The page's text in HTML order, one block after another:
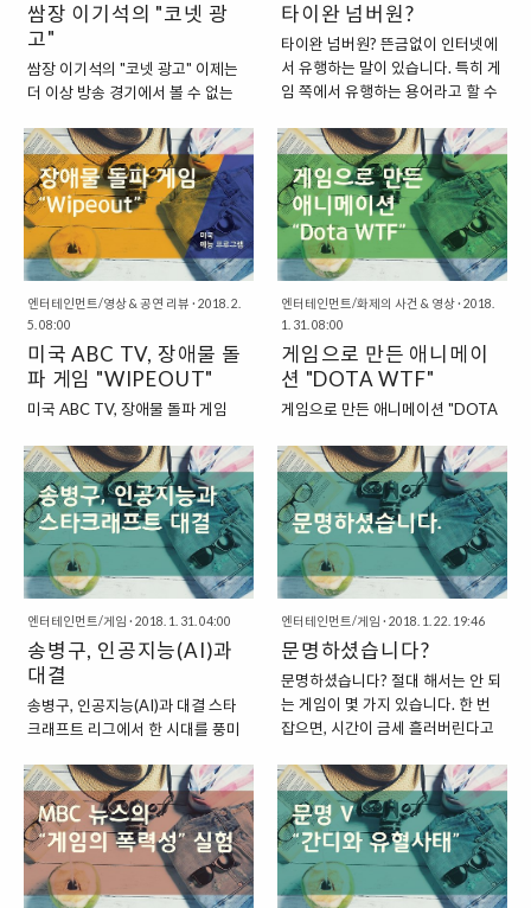
JENKINS)"라는 필명을 사용하는
플레이어에서 나온 이름입니다. 워
크래프트 팀원들과 함께 검은 바위
첨탑을 공략하려다가 벌어진 해프
닝인데요. 여러 대원들과 함께 던전
공략에 대한 회의를 하면서 각각의
역할을 분담하고 있는 도중, 그는 뜬
금없이 "시간이 없어! 가자고! 리로
이~ 젠킨스"라고 외치며..
지만 이것을 게임으로 완성시킨 것
은 바로 일본이라고도 할 수 있을 것
입니다. "일본의 게임 회사, 코에이
에서 꾸준히 시리즈를 계속해온 삼
(KOEI)"에서는 1985년 "삼국지
1"을 발매한 이후 꾸준히 그 시리즈
를 계속해서 이어왔습니다. 그중에
서도 큰 인기를 끌었던 시리즈는
"삼국지 2"와 "삼국지 ..
쌈장 이기석의 "코넷 광
고"
쌈장 이기석의 "코넷 광고" 이제는
더 이상 방송 경기에서 볼 수 없는
2000년대 초반까지 이분의 인기는
상당했습니다. 바로 1세대 프로게
이머라고 칭할 수 있는 스타크래프
트의 전설 "쌈장" 이기석 씨지요. 이
기석 씨는 당시 쌈장(SSAMJANG)
이라는 아이디를 사용하면서 스타
크래프트 게임에 참여했습니다. 배
틀넷에서 좋은 성적을 거둔 그는 블
리자드에서 주최하는 세계대회에
출전하게 되는데요. 여기에서 우승
을 거두면서 그는 상당한 인기를 얻
게 됩니다. "1999년 쌈장 이기석의
넷 게임 방송 분야가 발전하지 않은
시기였던지라, 이기석 씨가 대회를
우승했다는 이야기는 구전되거나,
신문 기사 정도를 통해서만 전달이
되었습니다. 그럼에도 불구하..
타이완 넘버원?
타이완 넘버원? 뜬금없이 인터넷에
서 유행하는 말이 있습니다. 특히 게
임 쪽에서 유행하는 용어라고 할 수
(TAIWAN NO.1)"이라는 말이지
요. 타이완 넘버원이라는 말에서 들
어볼 수 있듯이, 이 말은 해외 게임
에서 유행한 말이랍니다. 바로 중국
인들을 놀려주기 위해서 사용하는
그런 장난식의 표현이라고 할 수 있
는 것이지요. "타이완 넘버원의 유
래?" 타이완 넘버원이라는 말은
"2016년"에 탄생했습니다. 바로
H1Z1이라는 게임을 즐겨하는 미국
인 온라인 방송 스트리머인
"ANGRYPUG"이라는 사람이 탄생
방송 내에서 핵을 사용하던 중국인
플레이어들에게 게임 내 보이스 기
능으로 "타이완 넘버원"이라는 말을
하면서, 중국인들을 놀리는 모습이..
엔터테인먼트/영상 & 공연 리뷰 · 2018. 2.
5. 08:00
미국 ABC TV, 장애물 돌
파 게임 "WIPEOUT"
미국 ABC TV, 장애물 돌파 게임
하나인 "ABC"에서는 미리 만들어
놓은 장애물을 통과하는 게임이 있
습니다. 바로 "WIPEOUT"이라는
이름을 가진 미국의 "TV" 프로그램
이지요. 이 프로그램의 이름인
"WIPEOUT"에서 이 프로그램의
목적을 유추해볼 수 있는데요.
"WIPEOUT"이란 "완패", "서프보
드에서 나가떨어지기"와 같은 의미
로 사용이 된답니다. 그래서, 장애물
션에 실패하는 모습을 재미있게 촬
영하는 게 목적인 프로그램이라고
할 수 있지요. "장애물에 도전하는
일반인 선수들, 게임에서 우승하면
6천만 원의 상금이 주어진다." 이 프
로그램에 참여하는 사람들은 "일반
인"들이랍니다. 우리나라에서는 이
러한 프로그램에 주..
엔터테인먼트/화제의 사건 & 영상· 2018.
1. 31. 08:00
게임으로 만든 애니메이
션 "DOTA WTF"
게임으로 만든 애니메이션 "DOTA
불리는 "리그 오브 레전드(LEAGUE
OF LEGEND)"라는 게임이 인기를
끌고 있지만, 해외에서는 LOL의 인
기에 버금가는 게임이 있답니다. 바
로 "DOTA 2"라는 이름의 게임이지
요. 사실, LOL이라는 게임과 DOTA
2라는 게임은 상당히 닮아있습니
다. 두 게임이 닮은 이유는 간단한데
요. 바로 두 게임 모두 같은 곳에서
나온 게임이기 때문입니다. "워크래
프트 3 유즈맵 게임에서 출발한
LOL과 DOTA 2" 지금 인기를 끌고
있는 "LOL"과 "DOTA 2" 게임은 모
두 블리자드의 "워크래프트 3"이라
는 게임에서 나왔습니다. 워크래프
트 3은 전략 시뮬레이션 게임이지
만, 영웅과 레벨의 개념을 도입해서
전작인 스타크래프트보다 ..
엔터테인먼트/게임 · 2018. 1. 31. 04:00
송병구, 인공지능(AI)과
대결
송병구, 인공지능(AI)과 대결 스타
크래프트 리그에서 한 시대를 풍미
에 등장했던 4대 천왕이라고 할 수
있는 "택뱅리쌍"을 떠올려볼 수 있
을 것입니다. 이 중에서 "뱅"이 바로
"송병구 선수"를 가리키는 것이었지
요. 이제는 스타크래프트 1 리그가
없어져서, 더 이상 스타크래프트 프
엔터테인먼트/게임 · 2018. 1. 22. 19:46
문명하셨습니다?
문명하셨습니다? 절대 해서는 안 되
는 게임이 몇 가지 있습니다. 한 번
잡으면, 시간이 금세 흘러버린다고
다는 게임이 있기도 하지요. 하지만,
안타깝게도 이 타임머신은 미래로
만 갈 뿐, 과거로 돌아갈 수도 없고
현재로 돌아올 수도 없답니다. "한
번 잡으면, 시간이 앞으로만 간다는
게임, 문명" 이렇게 한 번 시작하면